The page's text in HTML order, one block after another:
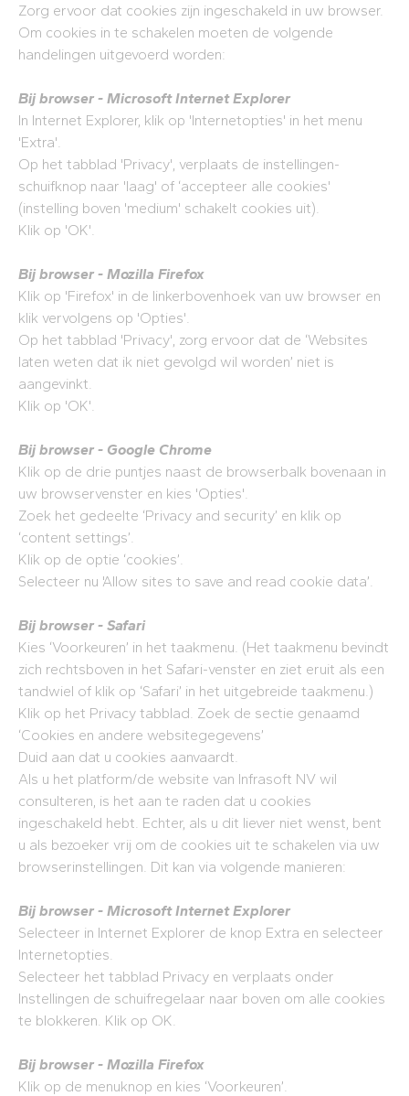
Zorg ervoor dat cookies zijn ingeschakeld in uw browser.
Om cookies in te schakelen moeten de volgende
handelingen uitgevoerd worden:
Bij browser - Microsoft Internet Explorer
In Internet Explorer, klik op 'Internetopties' in het menu
'Extra'.
Op het tabblad 'Privacy', verplaats de instellingen-
schuifknop naar 'laag' of ‘accepteer alle cookies'
(instelling boven 'medium' schakelt cookies uit).
Klik op 'OK'.
Bij browser - Mozilla Firefox
Klik op 'Firefox' in de linkerbovenhoek van uw browser en
klik vervolgens op 'Opties'.
Op het tabblad 'Privacy', zorg ervoor dat de ‘Websites
laten weten dat ik niet gevolgd wil worden’ niet is
aangevinkt.
Klik op 'OK'.
Bij browser - Google Chrome
Klik op de drie puntjes naast de browserbalk bovenaan in
uw browservenster en kies 'Opties'.
Zoek het gedeelte ‘Privacy and security’ en klik op
‘content settings’.
Klik op de optie ‘cookies’.
Selecteer nu 'Allow sites to save and read cookie data’.
Bij browser - Safari
Kies ‘Voorkeuren’ in het taakmenu. (Het taakmenu bevindt
zich rechtsboven in het Safari-venster en ziet eruit als een
tandwiel of klik op ‘Safari’ in het uitgebreide taakmenu.)
Klik op het Privacy tabblad. Zoek de sectie genaamd
‘Cookies en andere websitegegevens’
Duid aan dat u cookies aanvaardt.
Als u het platform/de website van Infrasoft NV wil
consulteren, is het aan te raden dat u cookies
ingeschakeld hebt. Echter, als u dit liever niet wenst, bent
u als bezoeker vrij om de cookies uit te schakelen via uw
browserinstellingen. Dit kan via volgende manieren:
Bij browser - Microsoft Internet Explorer
Selecteer in Internet Explorer de knop Extra en selecteer
Internetopties.
Selecteer het tabblad Privacy en verplaats onder
Instellingen de schuifregelaar naar boven om alle cookies
te blokkeren. Klik op OK.
Bij browser - Mozilla Firefox
Klik op de menuknop en kies ‘Voorkeuren’.